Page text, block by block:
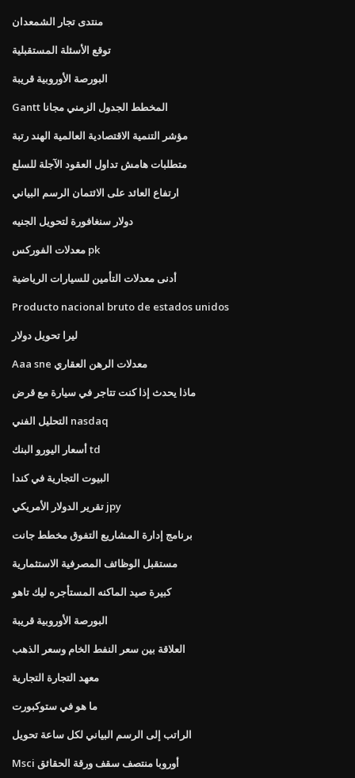
منتدى تجار الشمعدان
توقع الأسئلة المستقبلية
البورصة الأوروبية قريبة
Gantt المخطط الجدول الزمني مجانا
مؤشر التنمية الاقتصادية العالمية الهند رتبة
متطلبات هامش تداول العقود الآجلة للسلع
ارتفاع العائد على الائتمان الرسم البياني
دولار سنغافورة لتحويل الجنيه
معدلات الفوركس pk
أدنى معدلات التأمين للسيارات الرياضية
Producto nacional bruto de estados unidos
ليرا تحويل دولار
Aaa sne معدلات الرهن العقاري
ماذا يحدث إذا كنت تتاجر في سيارة مع قرض
التحليل الفني nasdaq
أسعار اليورو البنك td
البيوت التجارية في كندا
تقرير الدولار الأمريكي jpy
برنامج إدارة المشاريع التفوق مخطط جانت
مستقبل الوظائف المصرفية الاستثمارية
كبيرة صيد الماكنه المستأجره ليك تاهو
البورصة الأوروبية قريبة
العلاقة بين سعر النفط الخام وسعر الذهب
معهد التجارة التجارية
ما هو في ستوكبورت
الراتب إلى الرسم البياني لكل ساعة تحويل
Msci أوروبا منتصف سقف ورقة الحقائق